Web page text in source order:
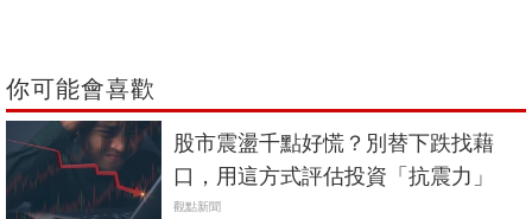
你可能會喜歡
股市震盪千點好慌？別替下跌找藉
口，用這方式評估投資「抗震力」
觀點新聞